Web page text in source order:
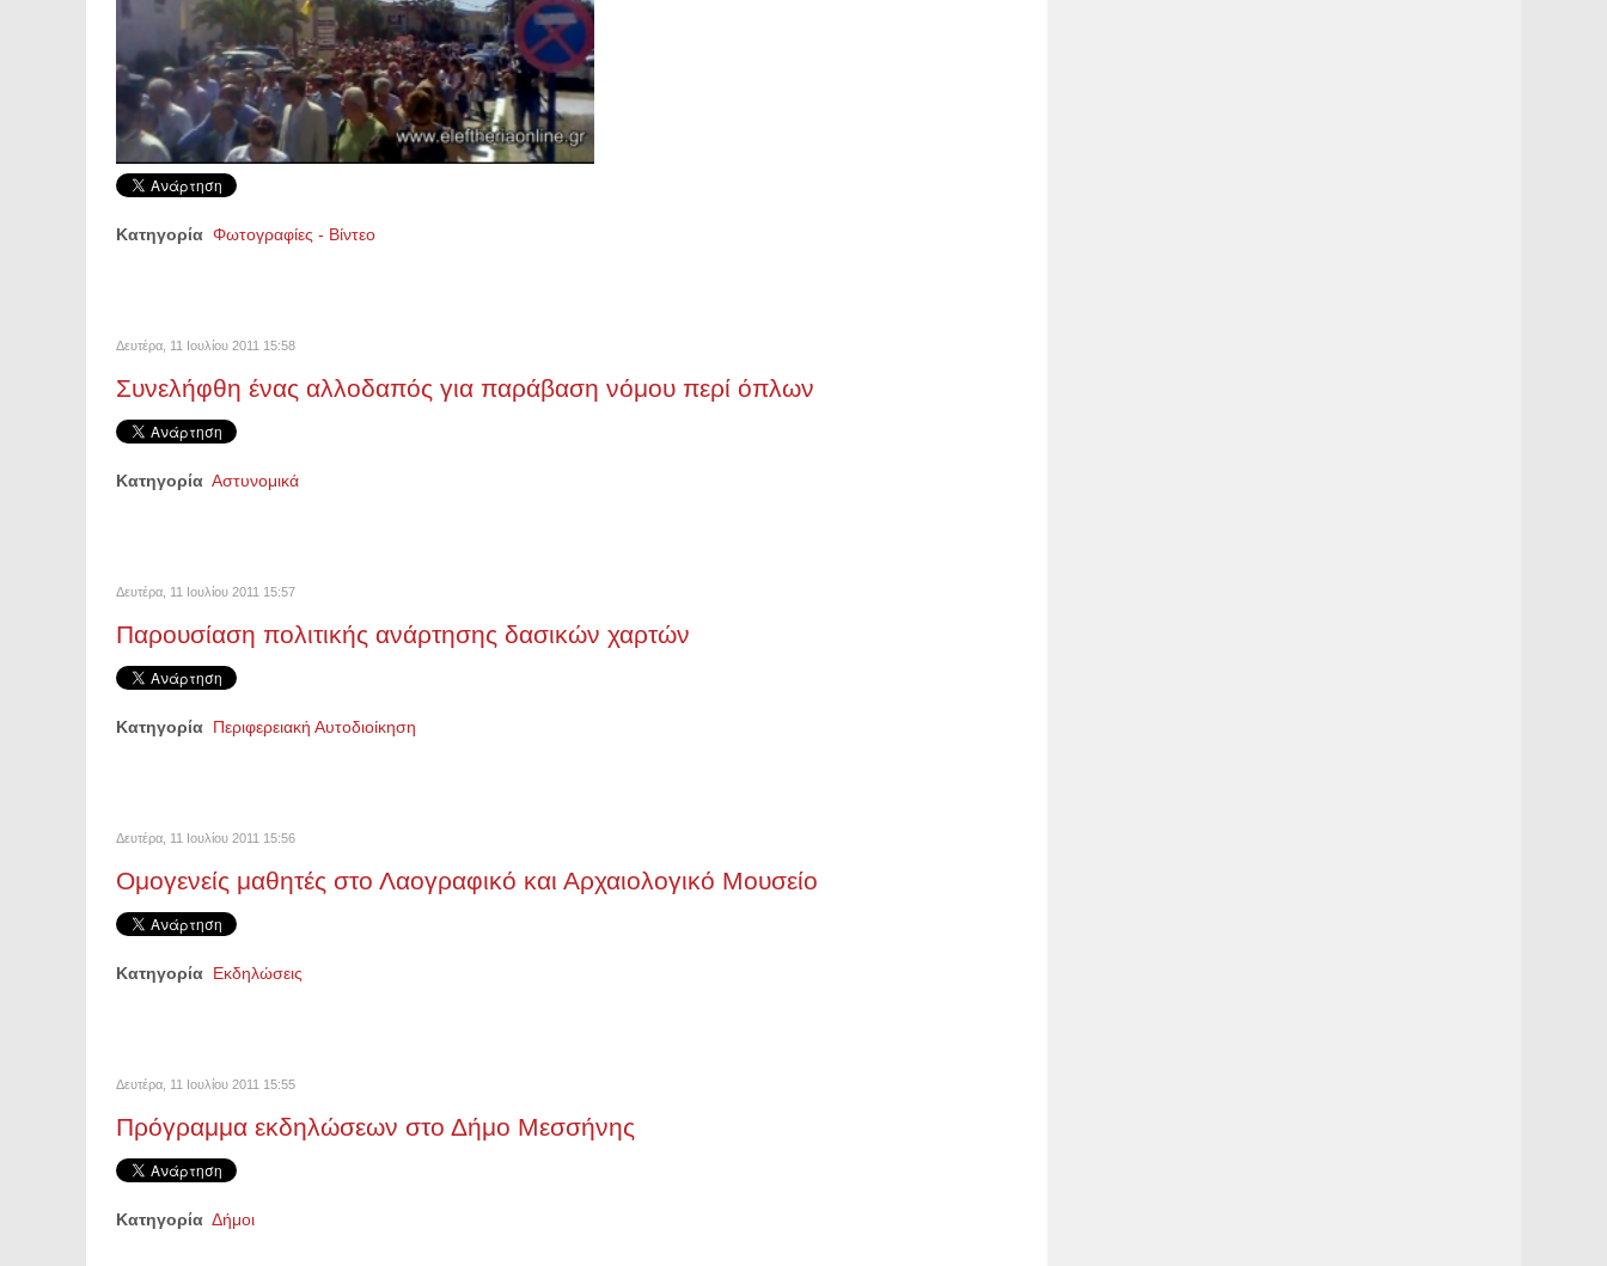
Κατηγορία Φωτογραφίες - Βίντεο
Δευτέρα, 11 Ιουλίου 2011 15:58
Συνελήφθη ένας αλλοδαπός για παράβαση νόμου περί όπλων
Κατηγορία Αστυνομικά
Δευτέρα, 11 Ιουλίου 2011 15:57
Παρουσίαση πολιτικής ανάρτησης δασικών χαρτών
Κατηγορία Περιφερειακή Αυτοδιοίκηση
Δευτέρα, 11 Ιουλίου 2011 15:56
Ομογενείς μαθητές στο Λαογραφικό και Αρχαιολογικό Μουσείο
Κατηγορία Εκδηλώσεις
Δευτέρα, 11 Ιουλίου 2011 15:55
Πρόγραμμα εκδηλώσεων στο Δήμο Μεσσήνης
Κατηγορία Δήμοι